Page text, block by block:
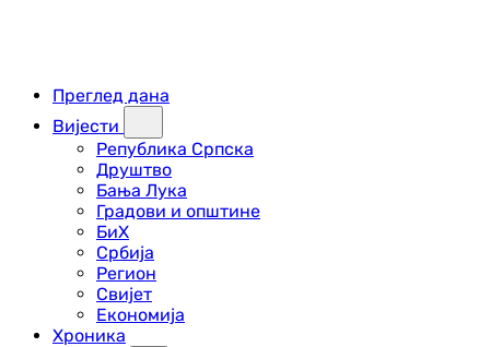
Преглед дана
Вијести
Република Српска
Друштво
Бања Лука
Градови и општине
БиХ
Србија
Регион
Свијет
Економија
Хроника